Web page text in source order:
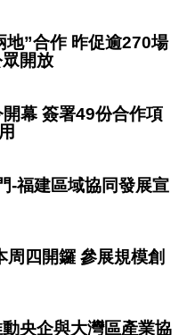
地”合作 昨促逾270場
開放
幕 簽署49份合作項
-福建區域協同發展宣
四開鑼 參展規模創
央企與大灣區產業協